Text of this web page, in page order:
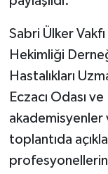
Sabri Ülker
Hekimliği
Hastalıkları
Eczacı Odası
akademisyenler
toplantıda